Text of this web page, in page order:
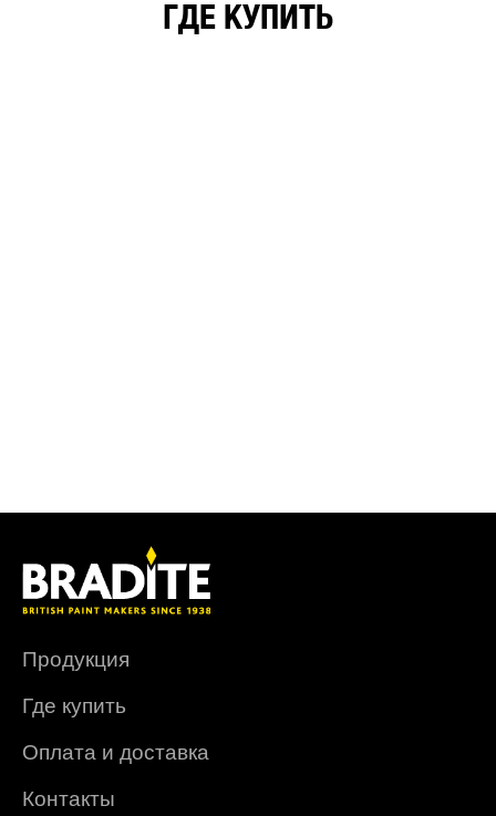
ГДЕ КУПИТЬ
Продукция
Где купить
Оплата и доставка
Контакты